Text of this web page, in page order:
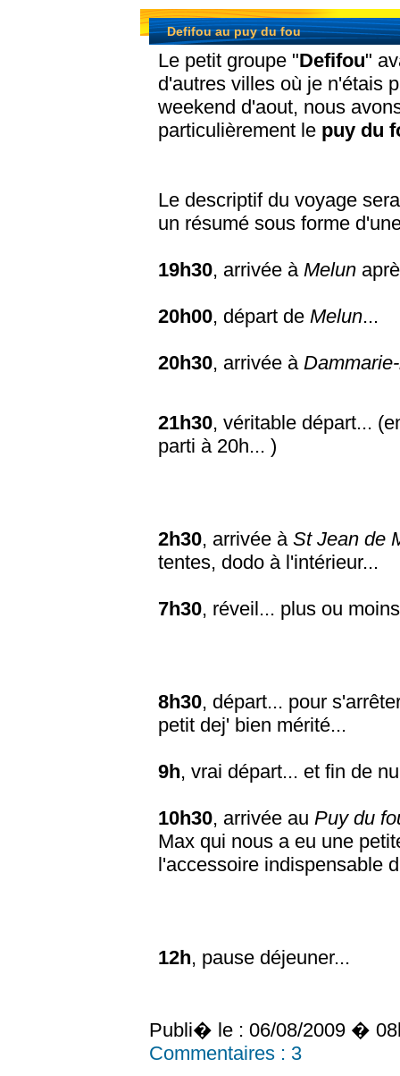
Defifou au puy du fou
Le petit groupe "Defifou"
d'autres villes où je n'étais
weekend d'aout, nous
particulièrement le puy du
Le descriptif du voyage
un résumé sous forme
19h30, arrivée à Melun
20h00, départ de Melun...
20h30, arrivée à
21h30, véritable départ...
parti à 20h... )
2h30, arrivée à St Jean de
tentes, dodo à l'intérieur...
7h30, réveil... plus ou
8h30, départ... pour
petit dej' bien mérité...
9h, vrai départ... et fin de
10h30, arrivée au Puy du
Max qui nous a eu une
l'accessoire indispensable
12h, pause déjeuner...
Publi� le : 06/08/2009 �
Commentaires : 3